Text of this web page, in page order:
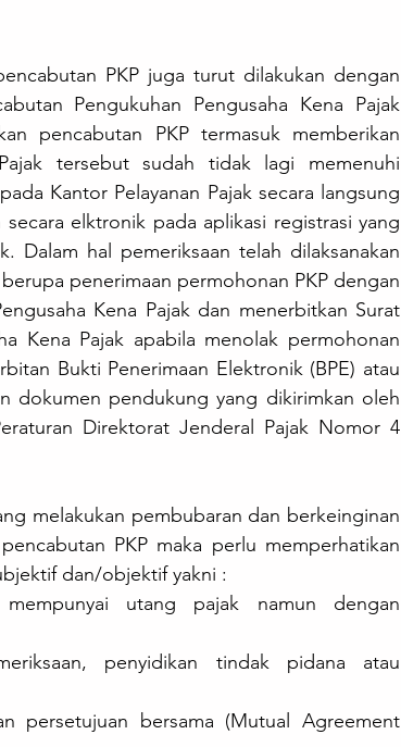
PKP juga turut dilakukan dengan
Pengukuhan Pengusaha Kena Pajak
pencabutan PKP termasuk memberikan
tersebut sudah tidak lagi memenuhi
Kantor Pelayanan Pajak secara langsung
elktronik pada aplikasi registrasi yang
Dalam hal pemeriksaan telah dilaksanakan
penerimaan permohonan PKP dengan
Kena Pajak dan menerbitkan Surat
Kena Pajak apabila menolak permohonan
Bukti Penerimaan Elektronik (BPE) atau
dokumen pendukung yang dikirimkan oleh
Direktorat Jenderal Pajak Nomor 4
melakukan pembubaran dan berkeinginan
PKP maka perlu memperhatikan
dan/objektif yakni :
utang pajak namun dengan
penyidikan tindak pidana atau
persetujuan bersama (Mutual Agreement